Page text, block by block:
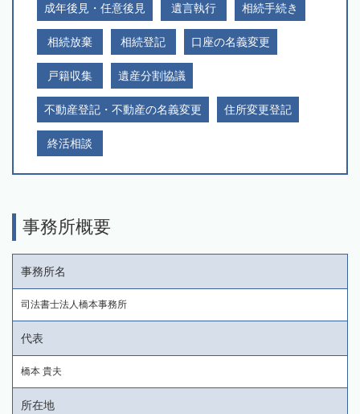
成年後見・任意後見 遺言執行 相続手続き
相続放棄 相続登記 口座の名義変更
戸籍収集 遺産分割協議
不動産登記・不動産の名義変更 住所変更登記
終活相談
事務所概要
事務所名
司法書士法人橋本事務所
代表
橋本 貴夫
所在地